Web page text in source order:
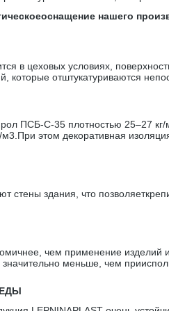
нашего
в цеховых условиях,
которые отштукатуриваются
ПСБ-С-35 плотностью 25–27
этом декоративная
стены здания, что
чем применение
меньше, чем